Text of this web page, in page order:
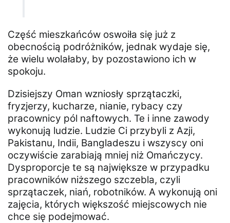
Część mieszkańców oswoiła się już z
obecnością podróżników, jednak wydaje się,
że wielu wolałaby, by pozostawiono ich w
spokoju.
Dzisiejszy Oman wzniosły sprzątaczki,
fryzjerzy, kucharze, nianie, rybacy czy
pracownicy pól naftowych. Te i inne zawody
wykonują ludzie. Ludzie Ci przybyli z Azji,
Pakistanu, Indii, Bangladeszu i wszyscy oni
oczywiście zarabiają mniej niż Omańczycy.
Dysproporcje te są największe w przypadku
pracowników niższego szczebla, czyli
sprzątaczek, niań, robotników. A wykonują oni
zajęcia, których większość miejscowych nie
chce się podejmować.